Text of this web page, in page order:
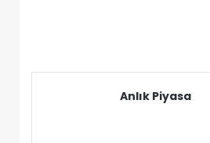
Anlık Piyasa